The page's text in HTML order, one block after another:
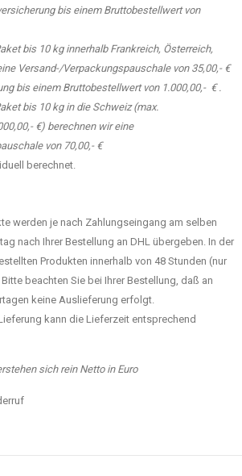
bis einem Bruttobestellwert von
bis 10 kg innerhalb Frankreich, Österreich,
Versand-/Verpackungspauschale von 35,00,- €
bis einem Bruttobestellwert von 1.000,00,- € .
bis 10 kg in die Schweiz (max.
€) berechnen wir eine
von 70,00,- €
berechnet.
werden je nach Zahlungseingang am selben
nach Ihrer Bestellung an DHL übergeben. In der
Produkten innerhalb von 48 Stunden (nur
beachten Sie bei Ihrer Bestellung, daß an
keine Auslieferung erfolgt.
kann die Lieferzeit entsprechend
sich rein Netto in Euro